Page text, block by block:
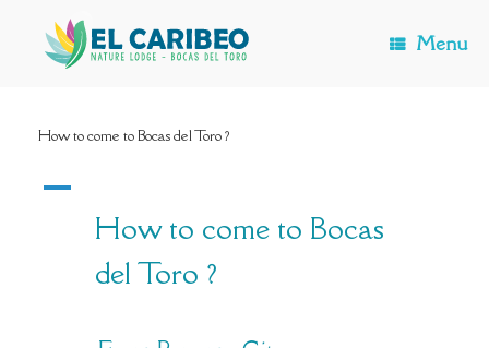
content
Menu
How to come to Bocas del Toro ?
A
How to come to Bocas
del Toro ?